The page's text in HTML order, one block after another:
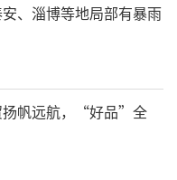
、淄博等地局部有暴雨
帆远航，“好品”全